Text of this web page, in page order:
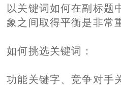
以关键词如何在副标题
象之间取得平衡是非常
如何挑选关键词：
功能关键字、竞争对手